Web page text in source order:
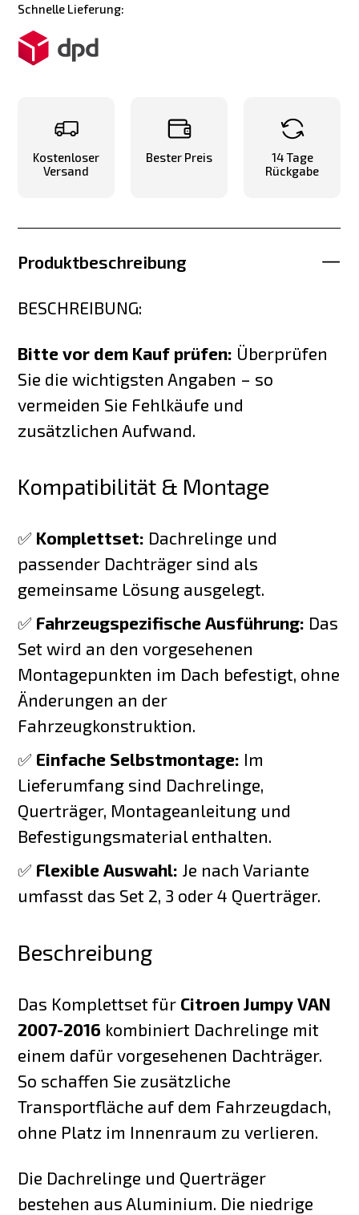
Schnelle Lieferung:
Kostenloser
Versand
Bester Preis
14 Tage
Rückgabe
Produktbeschreibung
BESCHREIBUNG:
Bitte vor dem Kauf prüfen: Überprüfen
Sie die wichtigsten Angaben – so
vermeiden Sie Fehlkäufe und
zusätzlichen Aufwand.
Kompatibilität & Montage
✅ Komplettset: Dachrelinge und
passender Dachträger sind als
gemeinsame Lösung ausgelegt.
✅ Fahrzeugspezifische Ausführung: Das
Set wird an den vorgesehenen
Montagepunkten im Dach befestigt, ohne
Änderungen an der
Fahrzeugkonstruktion.
✅ Einfache Selbstmontage: Im
Lieferumfang sind Dachrelinge,
Querträger, Montageanleitung und
Befestigungsmaterial enthalten.
✅ Flexible Auswahl: Je nach Variante
umfasst das Set 2, 3 oder 4 Querträger.
Beschreibung
Das Komplettset für Citroen Jumpy VAN
2007-2016 kombiniert Dachrelinge mit
einem dafür vorgesehenen Dachträger.
So schaffen Sie zusätzliche
Transportfläche auf dem Fahrzeugdach,
ohne Platz im Innenraum zu verlieren.
Die Dachrelinge und Querträger
bestehen aus Aluminium. Die niedrige